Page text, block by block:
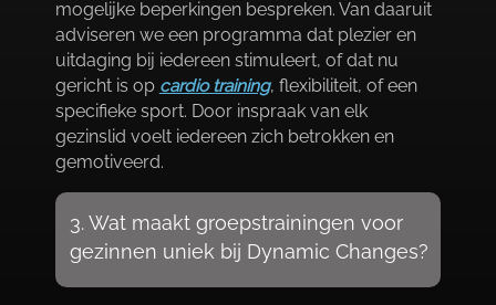
mogelijke beperkingen bespreken.​ Van daaruit
adviseren we een programma dat plezier en
uitdaging bij iedereen stimuleert, of dat nu
gericht is op cardio training, flexibiliteit, of een
specifieke sport.​ Door inspraak van elk
gezinslid voelt iedereen zich betrokken en
gemotiveerd.​
3.​ Wat maakt groepstrainingen voor
gezinnen uniek bij Dynamic Changes?